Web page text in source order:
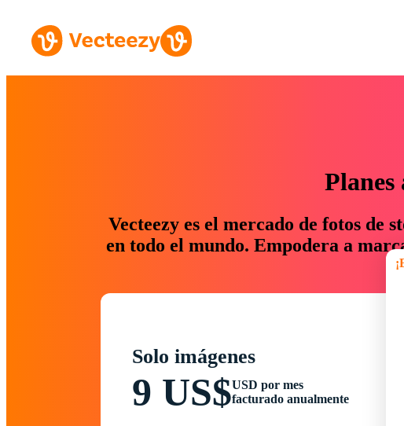
Planes
Vecteezy es el mercado de fotos de
en todo el mundo. Empodera a
Solo imágenes
9 US$USD por mes
facturado anualmente